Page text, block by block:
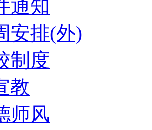
通知
安排(外)
制度
教
师风